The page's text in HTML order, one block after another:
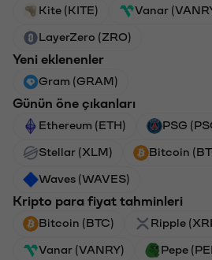
Kite (KITE) Vanar
LayerZero (ZRO)
Yeni eklenenler
Gram (GRAM)
Günün öne çıkanları
Ethereum (ETH) PSG
Stellar (XLM) Bitcoin
Waves (WAVES)
Kripto para fiyat tahminleri
Bitcoin (BTC) Ripple
Vanar (VANRY) Pepe